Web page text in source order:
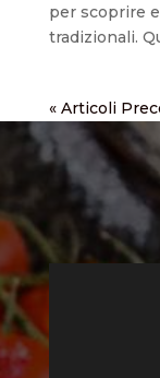
per scoprire
tradizionali.
« Articoli